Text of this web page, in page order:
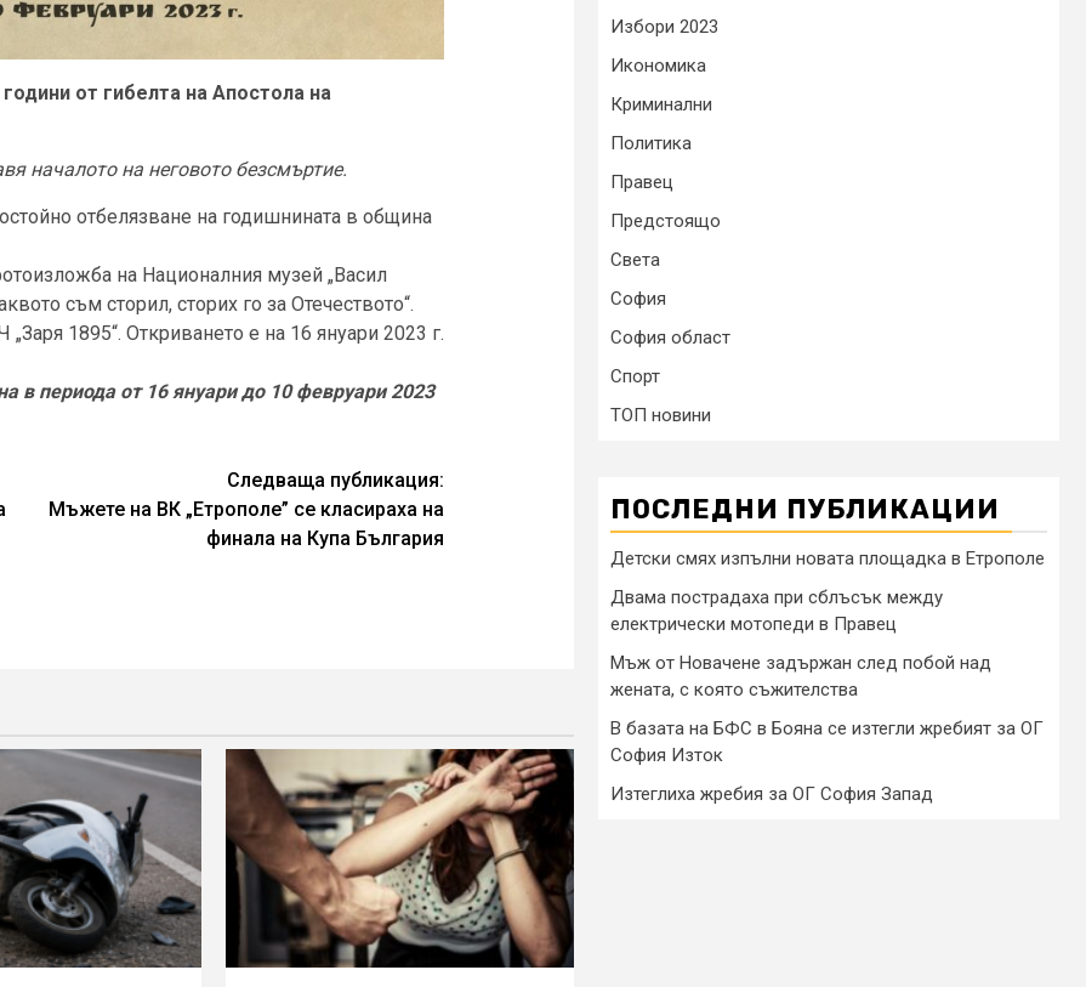
от гибелта на Апостола на
началото на неговото безсмъртие.
отбелязване на годишнината в община
на Националния музей „Васил
съм сторил, сторих го за Отечеството“.
1895“. Откриването е на 16 януари 2023 г.
периода от 16 януари до 10 февруари 2023
Следваща публикация:
Мъжете на ВК „Етрополе” се класираха на
финала на Купа България
Избори 2023
Икономика
Криминални
Политика
Правец
Предстоящо
Света
София
София област
Спорт
ТОП новини
ПОСЛЕДНИ ПУБЛИКАЦИИ
Детски смях изпълни новата площадка в Етрополе
Двама пострадаха при сблъсък между
електрически мотопеди в Правец
Мъж от Новачене задържан след побой над
жената, с която съжителства
В базата на БФС в Бояна се изтегли жребият за ОГ
София Изток
Изтеглиха жребия за ОГ София Запад